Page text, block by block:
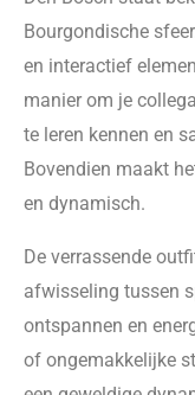
Bourgondische
en interactief
manier om je
te leren kennen en
Bovendien maakt
en dynamisch.
De verrassende
afwisseling tussen
ontspannen en
of ongemakkelijke